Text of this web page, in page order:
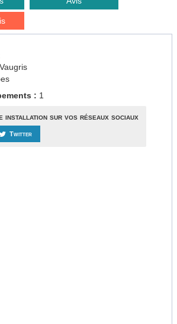
: 1
installation sur vos réseaux sociaux
Twitter